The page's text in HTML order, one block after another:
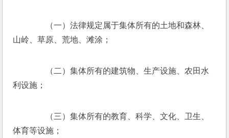
（一）法律规定属于集体所有的土地和森林、
山岭、草原、荒地、滩涂；
（二）集体所有的建筑物、生产设施、农田水
利设施；
（三）集体所有的教育、科学、文化、卫生、
体育等设施；